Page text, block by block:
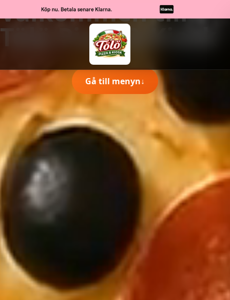
Välkommen till
Tölö Pizza & Kiosk
Gå till menyn↓